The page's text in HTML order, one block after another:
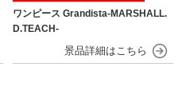
ワンピース Grandista-MARSHALL.
D.TEACH-